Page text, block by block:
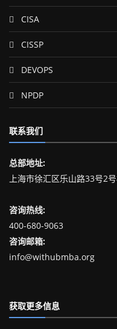
CISA
CISSP
DEVOPS
NPDP
联系我们
总部地址:
上海市徐汇区乐山路33号2
咨询热线:
400-680-9063
咨询邮箱:
info@withubmba.org
获取更多信息